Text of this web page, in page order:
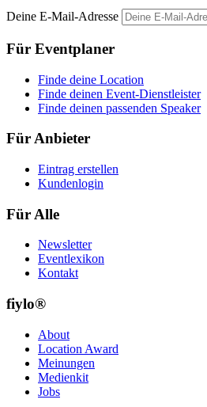
Deine E-Mail-Adresse
Für Eventplaner
Finde deine Location
Finde deinen Event-Dienstleister
Finde deinen passenden Speaker
Für Anbieter
Eintrag erstellen
Kundenlogin
Für Alle
Newsletter
Eventlexikon
Kontakt
fiylo®
About
Location Award
Meinungen
Medienkit
Jobs